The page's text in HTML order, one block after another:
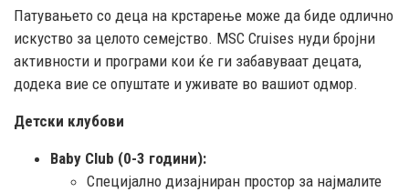
Патувањето со деца на крстарење може да биде одлично
искуство за целото семејство. MSC Cruises нуди бројни
активности и програми кои ќе ги забавуваат децата,
додека вие се опуштате и уживате во вашиот одмор.
Детски клубови
Baby Club (0-3 години):
Специјално дизајниран простор за најмалите